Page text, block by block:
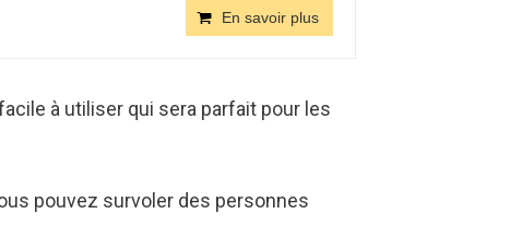
En savoir plus
à utiliser qui sera parfait pour les
pouvez survoler des personnes